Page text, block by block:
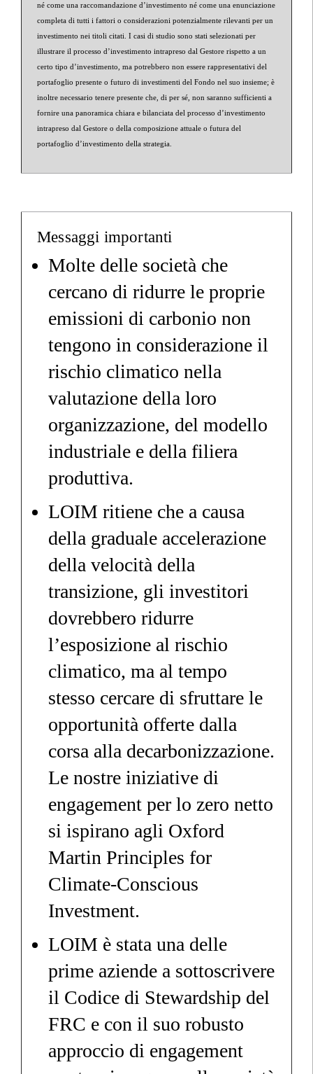
né come una raccomandazione d’investimento né come una enunciazione
completa di tutti i fattori o considerazioni potenzialmente rilevanti per un
investimento nei titoli citati. I casi di studio sono stati selezionati per
illustrare il processo d’investimento intrapreso dal Gestore rispetto a un
certo tipo d’investimento, ma potrebbero non essere rappresentativi del
portafoglio presente o futuro di investimenti del Fondo nel suo insieme; è
inoltre necessario tenere presente che, di per sé, non saranno sufficienti a
fornire una panoramica chiara e bilanciata del processo d’investimento
intrapreso dal Gestore o della composizione attuale o futura del
portafoglio d’investimento della strategia.
Messaggi importanti
Molte delle società che
cercano di ridurre le proprie
emissioni di carbonio non
tengono in considerazione il
rischio climatico nella
valutazione della loro
organizzazione, del modello
industriale e della filiera
produttiva.
LOIM ritiene che a causa
della graduale accelerazione
della velocità della
transizione, gli investitori
dovrebbero ridurre
l’esposizione al rischio
climatico, ma al tempo
stesso cercare di sfruttare le
opportunità offerte dalla
corsa alla decarbonizzazione.
Le nostre iniziative di
engagement per lo zero netto
si ispirano agli Oxford
Martin Principles for
Climate-Conscious
Investment.
LOIM è stata una delle
prime aziende a sottoscrivere
il Codice di Stewardship del
FRC e con il suo robusto
approccio di engagement